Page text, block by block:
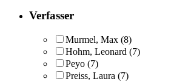
Verfasser
Murmel, Max (8)
Hohm, Leonard (7)
Peyo (7)
Preiss, Laura (7)